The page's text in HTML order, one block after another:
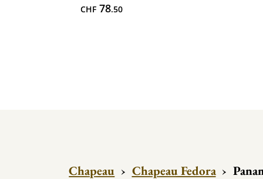
CHF78.50
Chapeau › Chapeau Fedora ›